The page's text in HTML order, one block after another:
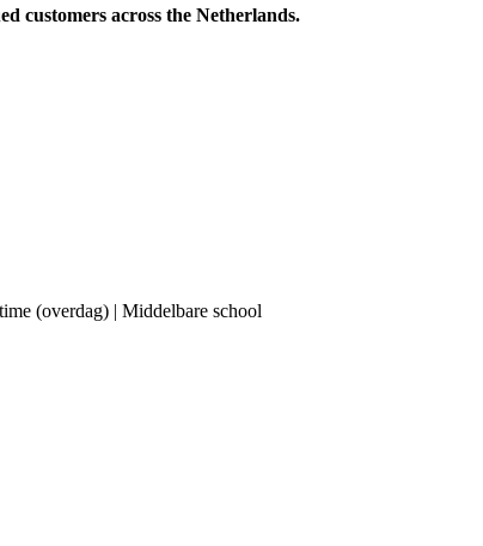
customers across the Netherlands.
(overdag) | Middelbare school